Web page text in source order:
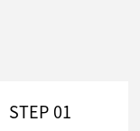
STEP 01